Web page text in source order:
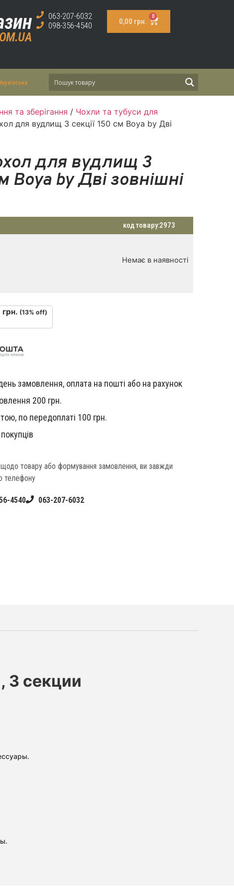
063-207-6032
098-356-4540
0,00 грн.
0
та зберігання / Чохли та тубуси для
для вудлищ 3 секції 150 см Boya by Дві
для вудлищ 3
Boya by Дві зовнішні
код товару:2973
Немає в наявності
грн. (13% off)
замовлення, оплата на пошті або на рахунок
200 грн.
по передоплаті 100 грн.
товару або формування замовлення, ви завжди
телефону
4540 063-207-6032
3 секции